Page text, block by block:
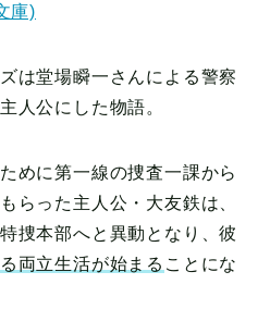
庫)
は堂場瞬一さんによる警察
人公にした物語。
めに第一線の捜査一課から
らった主人公・大友鉄は、
捜本部へと異動となり、彼
両立生活が始まる ことにな